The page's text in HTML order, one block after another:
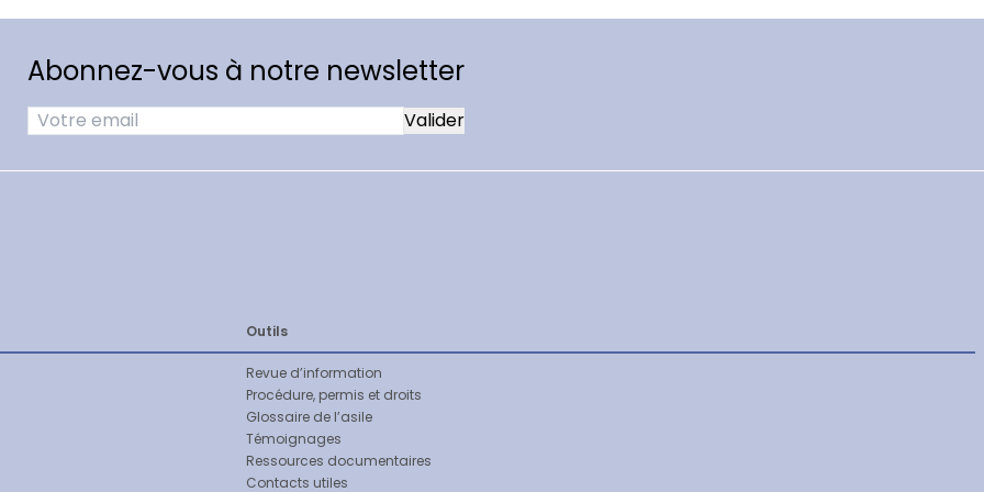
Jurassien, Chemin de la Perche 2, 2900
pour les candidat-es et les employeur/euses afin de
professionnelle et sociale,
migrantes (CAFF) – Site de Porrentruy
Abonnez-vous à notre newsletter
Outils
Revue d’information
Procédure, permis et droits
Glossaire de l’asile
Témoignages
Ressources documentaires
Contacts utiles